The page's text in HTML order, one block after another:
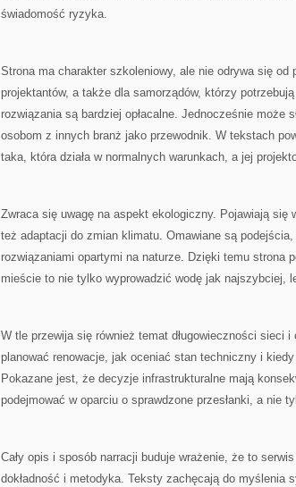
świadomość ryzyka.
Strona ma charakter szkoleniowy, ale nie odrywa się
projektantów, a także dla samorządów, którzy
rozwiązania są bardziej opłacalne. Jednocześnie może
osobom z innych branż jako przewodnik. W tekstach
taka, która działa w normalnych warunkach, a jej
Zwraca się uwagę na aspekt ekologiczny. Pojawiają się
też adaptacji do zmian klimatu. Omawiane są
rozwiązaniami opartymi na naturze. Dzięki temu strona
mieście to nie tylko wyprowadzić wodę jak najszybciej,
W tle przewija się również temat długowieczności sieci i
planować renowacje, jak oceniać stan techniczny i
Pokazane jest, że decyzje infrastrukturalne mają
podejmować w oparciu o sprawdzone przesłanki, a nie
Cały opis i sposób narracji buduje wrażenie, że to
dokładność i metodyka. Teksty zachęcają do myślenia